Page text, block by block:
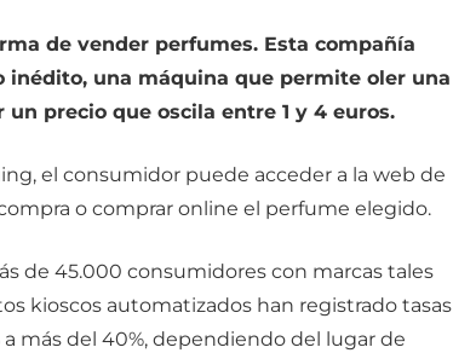
de vender perfumes. Esta compañía
inédito, una máquina que permite oler una
precio que oscila entre 1 y 4 euros.
el consumidor puede acceder a la web de
o comprar online el perfume elegido.
de 45.000 consumidores con marcas tales
kioscos automatizados han registrado tasas
más del 40%, dependiendo del lugar de